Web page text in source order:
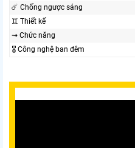
☄️ Chống ngược sáng
♊ Thiết kế
⇝ Chức năng
🎖️ Công nghệ ban đêm